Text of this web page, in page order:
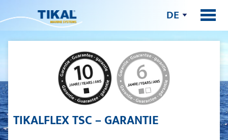
DE
TIKALFLEX TSC – GARANTIE